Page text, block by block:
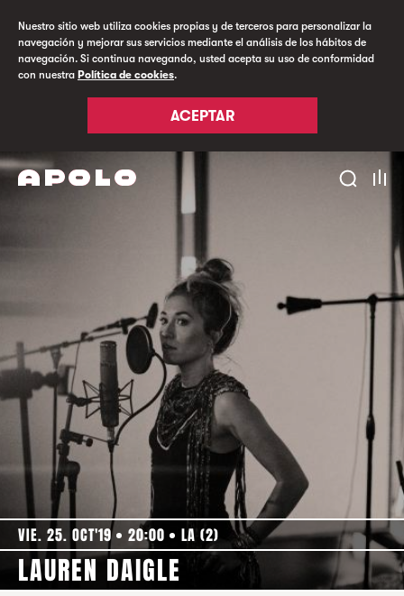
Nuestro sitio web utiliza cookies propias y de terceros para personalizar la
navegación y mejorar sus servicios mediante el análisis de los hábitos de
navegación. Si continua navegando, usted acepta su uso de conformidad
con nuestra Política de cookies.
ACEPTAR
VIE. 25. OCT'19 20:00 LA (2)
LAUREN DAIGLE